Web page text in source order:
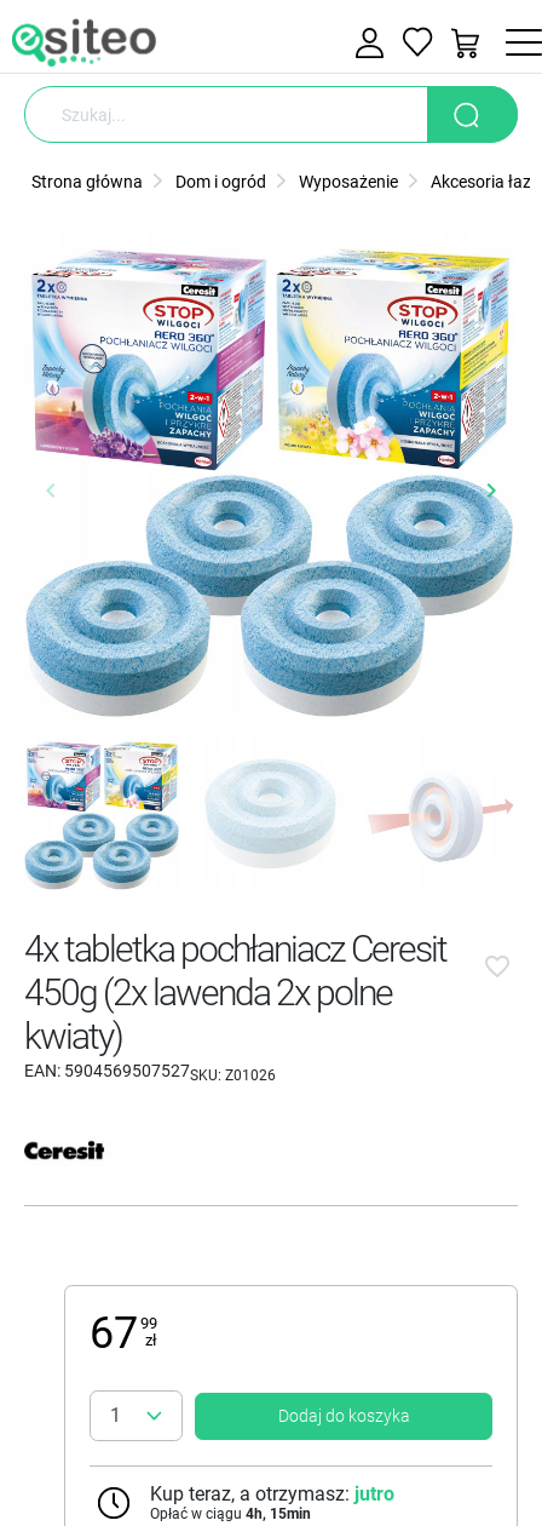
Strona główna Dom i ogród Wyposażenie Akcesoria
Poprzedni
keyboard_arrow_left keyboard_arrow_right
4x tabletka pochłaniacz Ceresit
450g (2x lawenda 2x polne
kwiaty)
EAN: 5904569507527SKU: Z01026
favorite_border
67 99
zł
Dodaj do koszyka
Kup teraz, a otrzymasz: jutro
Opłać w ciągu 4h, 15min